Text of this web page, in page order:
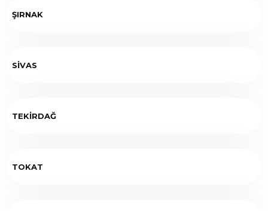
ŞIRNAK
SİVAS
TEKİRDAĞ
TOKAT